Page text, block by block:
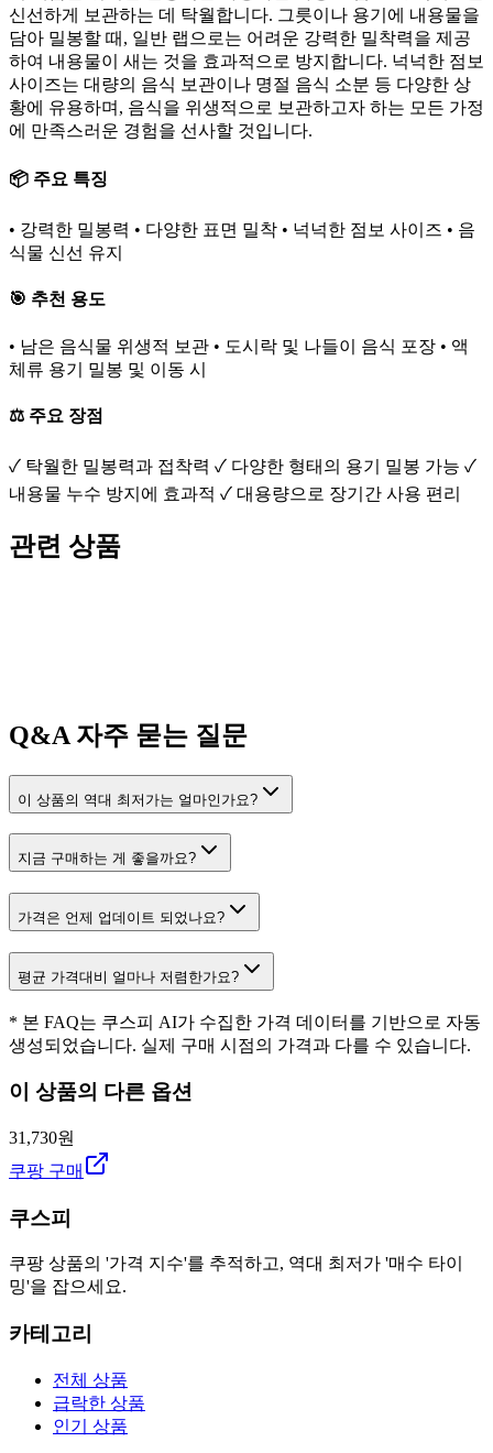
신선하게 보관하는 데 탁월합니다. 그릇이나 용기에 내용물을
담아 밀봉할 때, 일반 랩으로는 어려운 강력한 밀착력을 제공
하여 내용물이 새는 것을 효과적으로 방지합니다. 넉넉한 점보
사이즈는 대량의 음식 보관이나 명절 음식 소분 등 다양한 상
황에 유용하며, 음식을 위생적으로 보관하고자 하는 모든 가정
에 만족스러운 경험을 선사할 것입니다.
📦 주요 특징
• 강력한 밀봉력 • 다양한 표면 밀착 • 넉넉한 점보 사이즈 • 음
식물 신선 유지
🎯 추천 용도
• 남은 음식물 위생적 보관 • 도시락 및 나들이 음식 포장 • 액
체류 용기 밀봉 및 이동 시
⚖️ 주요 장점
✓ 탁월한 밀봉력과 접착력 ✓ 다양한 형태의 용기 밀봉 가능 ✓
내용물 누수 방지에 효과적 ✓ 대용량으로 장기간 사용 편리
관련 상품
Q&A 자주 묻는 질문
이 상품의 역대 최저가는 얼마인가요?
지금 구매하는 게 좋을까요?
가격은 언제 업데이트 되었나요?
평균 가격대비 얼마나 저렴한가요?
* 본 FAQ는 쿠스피 AI가 수집한 가격 데이터를 기반으로 자동
생성되었습니다. 실제 구매 시점의 가격과 다를 수 있습니다.
이 상품의 다른 옵션
31,730원
쿠팡 구매
쿠스피
쿠팡 상품의 '가격 지수'를 추적하고, 역대 최저가 '매수 타이
밍'을 잡으세요.
카테고리
전체 상품
급락한 상품
인기 상품